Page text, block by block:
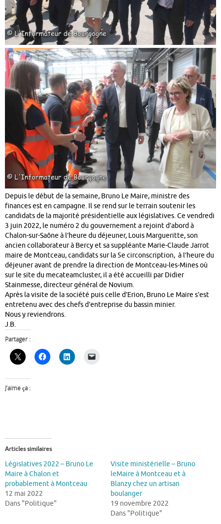
Depuis le début de la semaine, Bruno Le Maire, ministre des
finances est en campagne. Il se rend sur le terrain soutenir les
candidats de la majorité présidentielle aux législatives. Ce vendredi
3 juin 2022, le numéro 2 du gouvernement a rejoint d’abord à
Chalon-sur-Saône à l’heure du déjeuner, Louis Margueritte, son
ancien collaborateur à Bercy et sa suppléante Marie-Claude Jarrot
maire de Montceau, candidats sur la 5e circonscription, à l’heure du
déjeuner avant de prendre la direction de Montceau-les-Mines où
sur le site du mecateamcluster, il a été accueilli par Didier
Stainmesse, directeur général de Novium.
Après la visite de la société puis celle d’Erion, Bruno Le Maire s’est
entretenu avec des chefs d’entreprise du bassin minier.
Nous y reviendrons.
J.B.
Partager :
J’aime ça :
Articles similaires
Législatives 2022 – Bruno Le
Maire à Chalon et
probablement à Montceau
12 mai 2022
Dans "Politique"
Visite ministérielle – Bruno
leMaire à Montceau et à
Blanzy chez un artisan
boulanger
19 novembre 2022
Dans "Politique"